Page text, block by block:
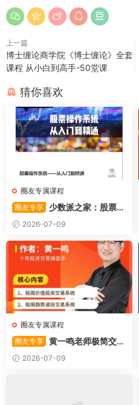
上一篇
博士缠论商学院《博士缠论》全套
课程 从小白到高手-50堂课
猜你喜欢
圈友专属课程
圈友专享
少数派之家：股票操
作系统—从入门到精通
2026-07-09
圈友专属课程
圈友专享 黄一鸣老师极简交易
系统2026-07-09